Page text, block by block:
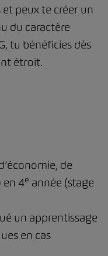
et peux te créer un
du caractère
tu bénéficies dès
étroit.
de
en 4e année (stage
un apprentissage
en cas